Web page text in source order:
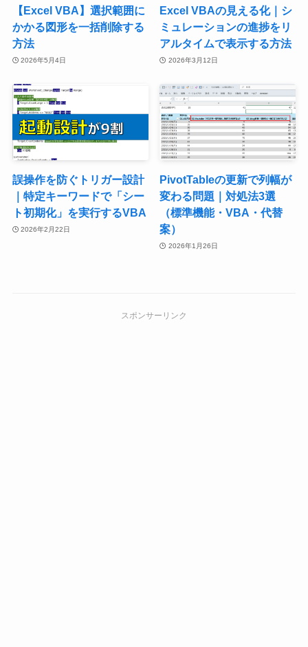
【Excel VBA】選択範囲に
かかる図形を一括削除する
方法
2026年5月4日
Excel VBAの見える化｜シ
ミュレーションの進捗をリ
アルタイムで表示する方法
2026年3月12日
誤操作を防ぐトリガー設計
｜特定キーワードで「シー
ト初期化」を実行するVBA
2026年2月22日
PivotTableの更新で列幅が
変わる問題｜対処法3選
（標準機能・VBA・代替
案）
2026年1月26日
スポンサーリンク